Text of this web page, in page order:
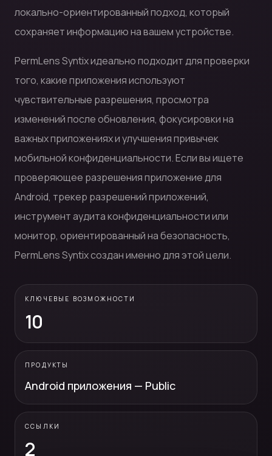
локально-ориентированный подход, который
сохраняет информацию на вашем устройстве.
PermLens Syntix идеально подходит для проверки
того, какие приложения используют
чувствительные разрешения, просмотра
изменений после обновления, фокусировки на
важных приложениях и улучшения привычек
мобильной конфиденциальности. Если вы ищете
проверяющее разрешения приложение для
Android, трекер разрешений приложений,
инструмент аудита конфиденциальности или
монитор, ориентированный на безопасность,
PermLens Syntix создан именно для этой цели.
КЛЮЧЕВЫЕ ВОЗМОЖНОСТИ
10
ПРОДУКТЫ
Android приложения — Public
ССЫЛКИ
2